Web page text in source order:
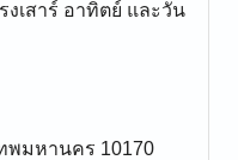
เสาร์ อาทิตย์ และวัน
พมหานคร 10170